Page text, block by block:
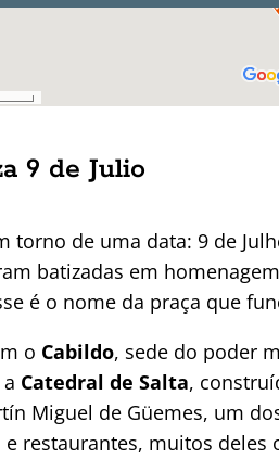
9 de Julio
torno de uma data: 9 de
batizadas em
é o nome da praça que
o Cabildo, sede do poder
Catedral de Salta,
Miguel de Güemes, um
e restaurantes, muitos deles